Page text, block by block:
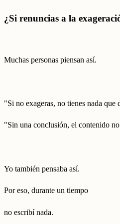
¿Si renuncias a la
Muchas personas piensan así.
"Si no exageras, no tienes nada que
"Sin una conclusión, el contenido
Yo también pensaba así.
Por eso, durante un tiempo
no escribí nada.